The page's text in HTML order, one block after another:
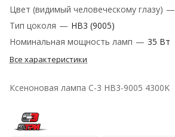
Цвет (видимый человеческому глазу) —
Тип цоколя — HB3 (9005)
Номинальная мощность ламп — 35 Вт
Все характеристики
Ксеноновая лампа C-3 HВ3-9005 4300K